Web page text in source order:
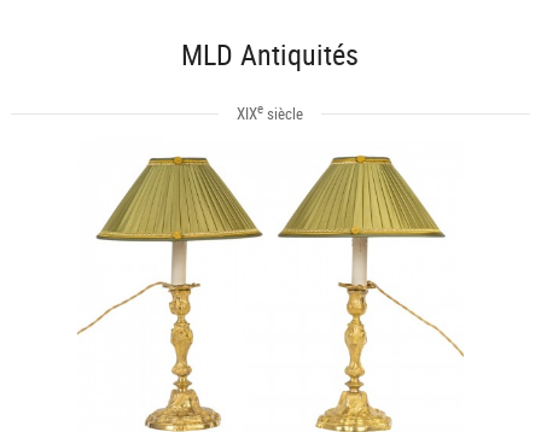
MLD Antiquités
XIXe siècle